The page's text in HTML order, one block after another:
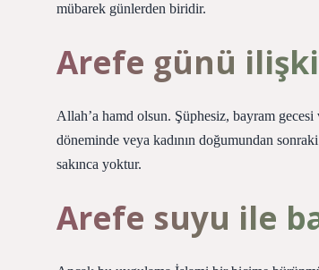
mübarek günlerden biridir.
Arefe günü
Allah’a hamd olsun. Şüphesiz, bayram
döneminde veya kadının doğumundan
sakınca yoktur.
Arefe suyu ile